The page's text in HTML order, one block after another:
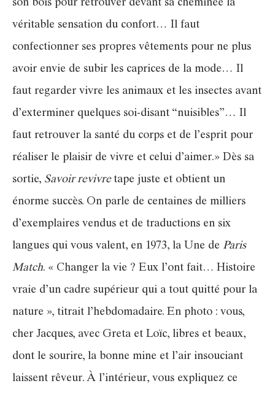
son bois pour retrouver devant sa cheminée la
véritable sensation du confort… Il faut
confectionner ses propres vêtements pour ne plus
avoir envie de subir les caprices de la mode… Il
faut regarder vivre les animaux et les insectes avant
d’exterminer quelques soi-disant “nuisibles”… Il
faut retrouver la santé du corps et de l’esprit pour
réaliser le plaisir de vivre et celui d’aimer.» Dès sa
sortie, Savoir revivre tape juste et obtient un
énorme succès. On parle de centaines de milliers
d’exemplaires vendus et de traductions en six
langues qui vous valent, en 1973, la Une de Paris
Match. « Changer la vie ? Eux l’ont fait… Histoire
vraie d’un cadre supérieur qui a tout quitté pour la
nature », titrait l’hebdomadaire. En photo : vous,
cher Jacques, avec Greta et Loïc, libres et beaux,
dont le sourire, la bonne mine et l’air insouciant
laissent rêveur. À l’intérieur, vous expliquez ce